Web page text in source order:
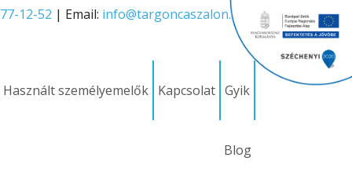
12-52 | Email: info@targoncaszalon.hu
Használt személyemelők Kapcsolat Gyik
Blog